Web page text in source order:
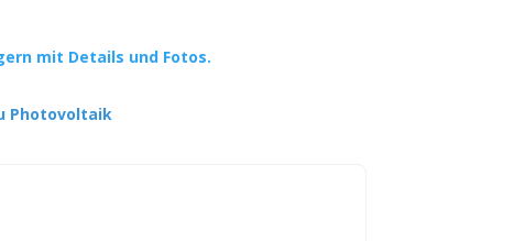
mit Details und Fotos.
Photovoltaik